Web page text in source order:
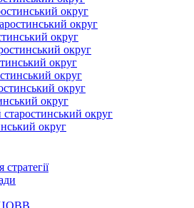
округ
округ
округ
округ
округ
округ
округ
округ
округ
округ
ЦОВВ